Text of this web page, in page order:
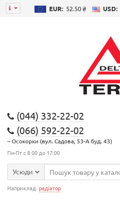
EUR: 52.50 ₴ USD:
(044) 332-22-02
(066) 592-22-02
– Осокорки (вул. Садова, 53-А буд. 43)
Пн-Пт с 8:00 до 17:00
Усюди
Наприклад: радіатор